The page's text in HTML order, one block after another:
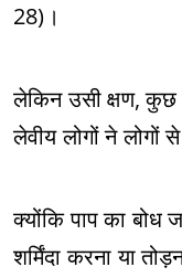
28)।
लेकिन उसी क्षण,
लेवीय लोगों ने लोगों
क्योंकि पाप का बोध
शर्मिंदा करना या